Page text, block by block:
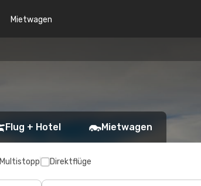
Mietwagen
Flug + Hotel Mietwagen
Multistopp Direktflüge